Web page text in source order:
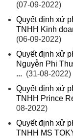
(07-09-2022)
Quyết định xử
TNHH Kinh
(06-09-2022)
Quyết định xử
Nguyễn Phi
... (31-08-2022)
Quyết định xử
TNHH Prince
08-2022)
Quyết định xử
TNHH MS